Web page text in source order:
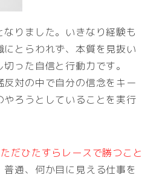
りました。いきなり経験も
とらわれず、本質を見抜い
った自信と行動力です。
対の中で自分の信念をキー
ろうとしていることを実行
だひたすらレースで勝つこと
通、何か目に見える仕事を